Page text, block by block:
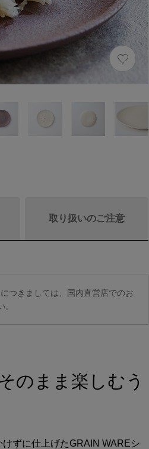
取り扱いのご注意
つきましては、国内直営店でのお
のまま楽しむう
ずに仕上げたGRAIN WAREシ